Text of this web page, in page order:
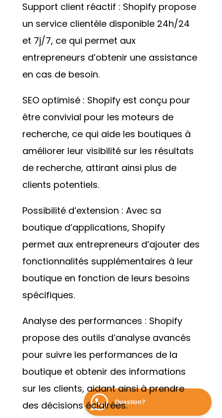
Question?
Support client réactif : Shopify propose
un service clientèle disponible 24h/24
et 7j/7, ce qui permet aux
entrepreneurs d’obtenir une assistance
en cas de besoin.
SEO optimisé : Shopify est conçu pour
être convivial pour les moteurs de
recherche, ce qui aide les boutiques à
améliorer leur visibilité sur les résultats
de recherche, attirant ainsi plus de
clients potentiels.
Possibilité d’extension : Avec sa
boutique d’applications, Shopify
permet aux entrepreneurs d’ajouter des
fonctionnalités supplémentaires à leur
boutique en fonction de leurs besoins
spécifiques.
Analyse des performances : Shopify
propose des outils d’analyse avancés
pour suivre les performances de la
boutique et obtenir des informations
sur les clients, aidant ainsi à prendre
des décisions éclairées.